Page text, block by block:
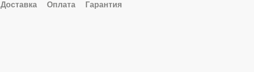
Доставка Оплата Гарантия